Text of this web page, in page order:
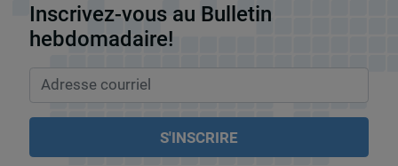
Inscrivez-vous au Bulletin
hebdomadaire!